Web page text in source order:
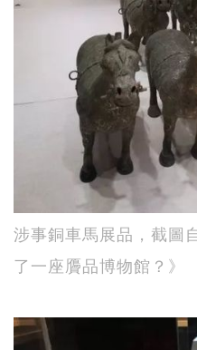
涉事銅車馬展品，截圖
了一座贗品博物館？》